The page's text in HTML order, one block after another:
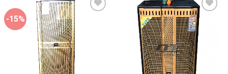
-15%
Add to
wishlist